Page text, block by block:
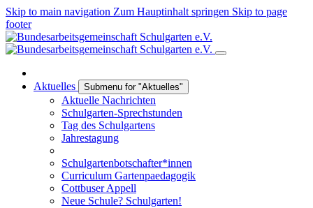
Skip to main navigation Zum Hauptinhalt springen Skip to page
footer
Aktuelles Submenu for "Aktuelles"
Aktuelle Nachrichten
Schulgarten-Sprechstunden
Tag des Schulgartens
Jahrestagung
Schulgartenbotschafter*innen
Curriculum Gartenpaedagogik
Cottbuser Appell
Neue Schule? Schulgarten!